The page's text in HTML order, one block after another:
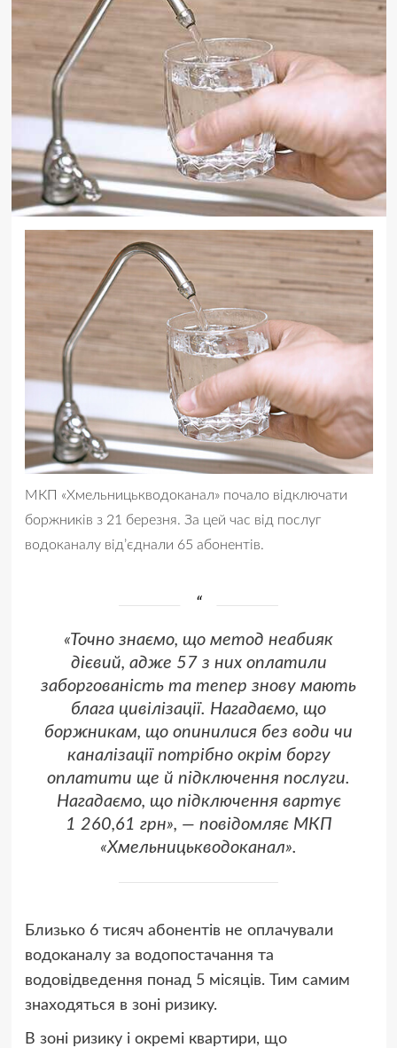
МКП «Хмельницькводоканал» почало відключати
боржників з 21 березня. За цей час від послуг
водоканалу від’єднали 65 абонентів.
«Точно знаємо, що метод неабияк
дієвий, адже 57 з них оплатили
заборгованість та тепер знову мають
блага цивілізації. Нагадаємо, що
боржникам, що опинилися без води чи
каналізації потрібно окрім боргу
оплатити ще й підключення послуги.
Нагадаємо, що підключення вартує
1 260,61 грн», — повідомляє МКП
«Хмельницькводоканал».
Близько 6 тисяч абонентів не оплачували
водоканалу за водопостачання та
водовідведення понад 5 місяців. Тим самим
знаходяться в зоні ризику.
В зоні ризику і окремі квартири, що